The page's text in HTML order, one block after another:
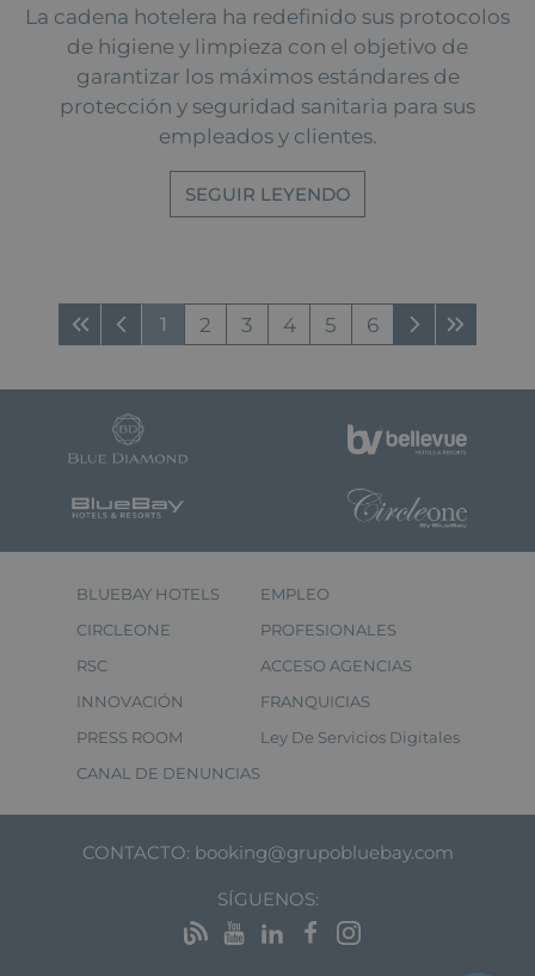
La cadena hotelera ha redefinido sus protocolos
de higiene y limpieza con el objetivo de
garantizar los máximos estándares de
protección y seguridad sanitaria para sus
empleados y clientes.
SEGUIR LEYENDO
1 2 3 4 5 6
BLUEBAY HOTELS
CIRCLEONE
RSC
INNOVACIÓN
PRESS ROOM
CANAL DE DENUNCIAS
EMPLEO
PROFESIONALES
ACCESO AGENCIAS
FRANQUICIAS
Ley De Servicios Digitales
CONTACTO: booking@grupobluebay.com
SÍGUENOS: